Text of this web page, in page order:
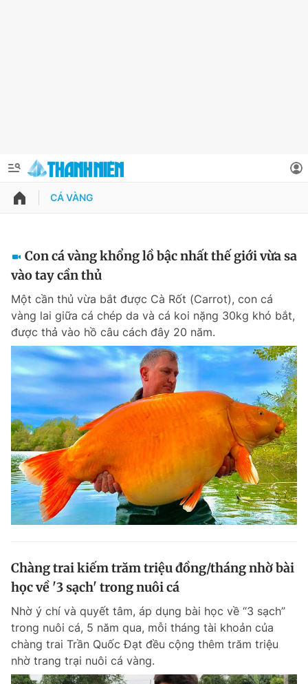
QUẢNG CÁO
Chuyên mục khác
Chào ngày mới Tin 24h
Tin thị trường Tin 360
Video Magazine
Sản phẩm khác
Tiện ích Bạn cần biết
Thông tin tòa soạn Liên hệ quảng cáo
Đọc Thanh Niên trên điện thoại
Thông tin tài khoản
Đổi mật khẩu
Tin đã xem
Đăng xuất
CÁ VÀNG
Con cá vàng khổng lồ bậc nhất thế giới vừa sa
vào tay cần thủ
Một cần thủ vừa bắt được Cà Rốt (Carrot), con cá
vàng lai giữa cá chép da và cá koi nặng 30kg khó bắt,
được thả vào hồ câu cách đây 20 năm.
Chàng trai kiếm trăm triệu đồng/tháng nhờ bài
học về '3 sạch' trong nuôi cá
Nhờ ý chí và quyết tâm, áp dụng bài học về “3 sạch”
trong nuôi cá, 5 năm qua, mỗi tháng tài khoản của
chàng trai Trần Quốc Đạt đều cộng thêm trăm triệu
nhờ trang trại nuôi cá vàng.